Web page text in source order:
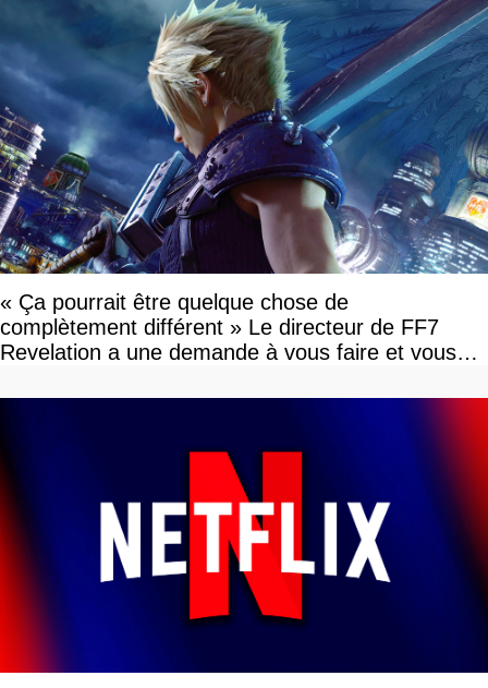
« Ça pourrait être quelque chose de
complètement différent » Le directeur de FF7
Revelation a une demande à vous faire et vous